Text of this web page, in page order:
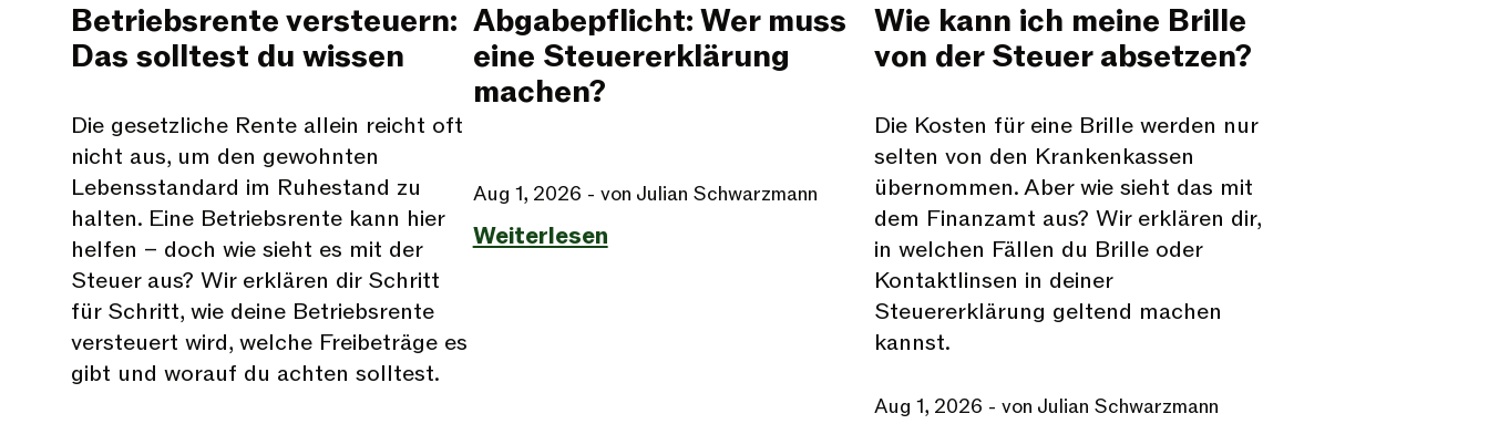
Betriebsrente versteuern:
Das solltest du wissen
Die gesetzliche Rente allein reicht oft
nicht aus, um den gewohnten
Lebensstandard im Ruhestand zu
halten. Eine Betriebsrente kann hier
helfen – doch wie sieht es mit der
Steuer aus? Wir erklären dir Schritt
für Schritt, wie deine Betriebsrente
versteuert wird, welche Freibeträge es
gibt und worauf du achten solltest.
Abgabepflicht: Wer muss
eine Steuererklärung
machen?
Aug 1, 2026 - von Julian Schwarzmann
Weiterlesen
Wie kann ich meine Brille
von der Steuer absetzen?
Die Kosten für eine Brille werden nur
selten von den Krankenkassen
übernommen. Aber wie sieht das mit
dem Finanzamt aus? Wir erklären dir,
in welchen Fällen du Brille oder
Kontaktlinsen in deiner
Steuererklärung geltend machen
kannst.
Aug 1, 2026 - von Julian Schwarzmann